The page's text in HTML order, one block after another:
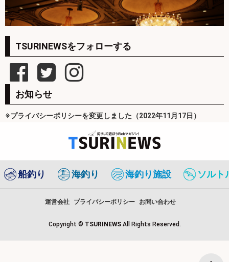
TSURINEWSをフォローする
お知らせ
※プライバシーポリシーを変更しました（2022年11月17日）
船釣り 海釣り 海釣り施設 ソルト
運営会社 プライバシーポリシー お問い合わせ
Copyright © TSURINEWS All Rights Reserved.